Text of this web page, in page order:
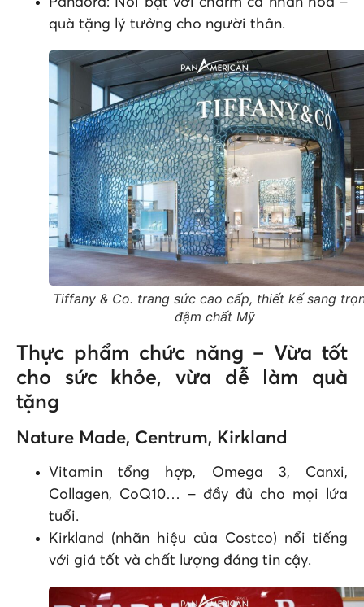
quà tặng lý tưởng cho người thân.
Tiffany & Co. trang sức cao cấp, thiết kế sang
đậm chất Mỹ
Thực phẩm chức năng – Vừa tốt
cho sức khỏe, vừa dễ làm quà
tặng
Nature Made, Centrum, Kirkland
Vitamin tổng hợp, Omega 3, Canxi,
Collagen, CoQ10… – đầy đủ cho mọi lứa
tuổi.
Kirkland (nhãn hiệu của Costco) nổi tiếng
với giá tốt và chất lượng đáng tin cậy.